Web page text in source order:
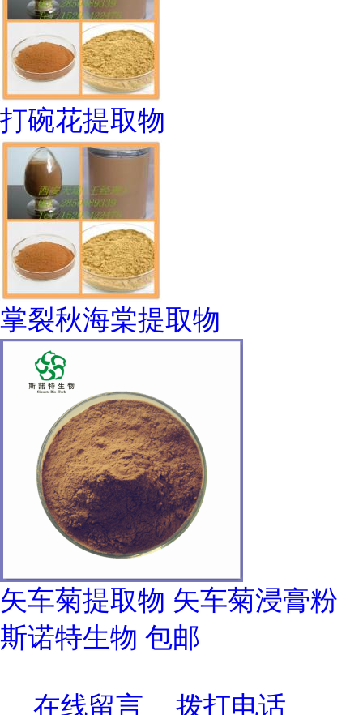
打碗花提取物
掌裂秋海棠提取物
矢车菊提取物 矢车菊浸膏粉
斯诺特生物 包邮
在线留言 拨打电话